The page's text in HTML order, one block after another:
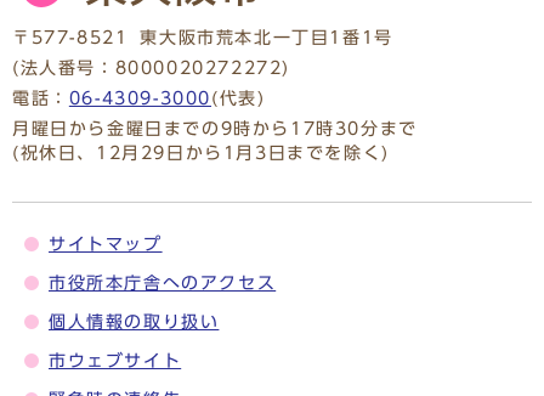
〒577-8521
東大阪市荒本北一丁目1番1号
(法人番号：8000020272272)
電話： 06-4309-3000 (代表)
月曜日から金曜日までの9時から17時30分まで
(祝休日、12月29日から1月3日までを除く)
サイトマップ
市役所本庁舎へのアクセス
個人情報の取り扱い
市ウェブサイト